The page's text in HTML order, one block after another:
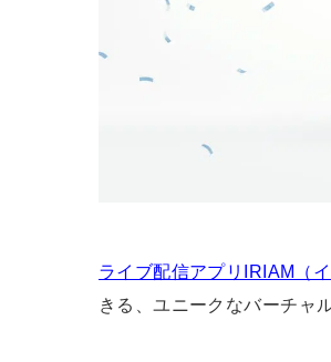
ライブ配信アプリIRIAM（イ
きる、ユニークなバーチャ